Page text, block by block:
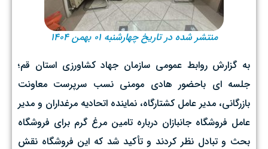
منتشر شده در تاریخ چهارشنبه ۰۱ بهمن ۱۴۰۴
به گزارش روابط عمومی سازمان جهاد کشاورزی استان قم؛
جلسه ای باحضور هادی مومنی نسب سرپرست معاونت
بازرگانی، مدیر عامل کشتارگاه، نماینده اتحادیه مرغداران و مدیر
عامل فروشگاه جانبازان درباره تامین مرغ گرم برای فروشگاه
بحث و تبادل نظر کردند و تأکید شد که این فروشگاه نقش